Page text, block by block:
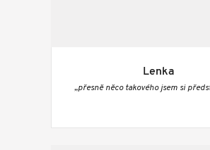
Lenka
„přesně něco takového jsem si